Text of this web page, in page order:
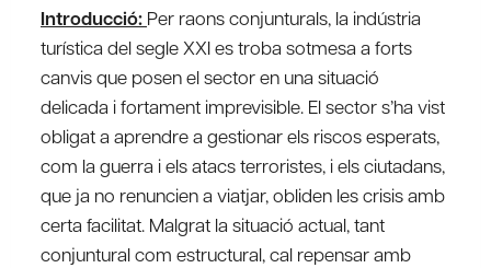
Introducció: Per raons conjunturals, la indústria
turística del segle XXI es troba sotmesa a forts
canvis que posen el sector en una situació
delicada i fortament imprevisible. El sector s’ha vist
obligat a aprendre a gestionar els riscos esperats,
com la guerra i els atacs terroristes, i els ciutadans,
que ja no renuncien a viatjar, obliden les crisis amb
certa facilitat. Malgrat la situació actual, tant
conjuntural com estructural, cal repensar amb